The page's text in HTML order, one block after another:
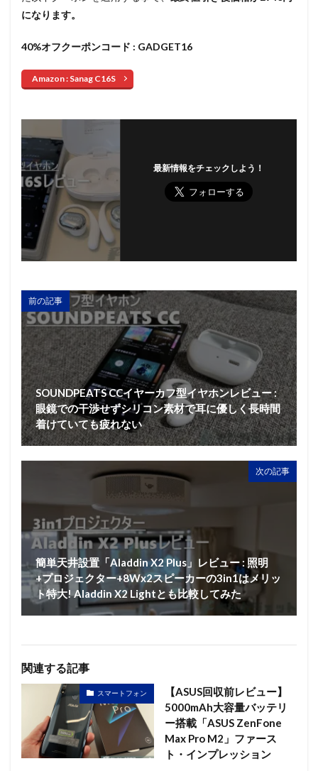
になります。
40%オフクーポンコード : GADGET16
Amazon : Sanag C16S
最新情報をチェックしよう！
前の記事
SOUNDPEATS CCイヤーカフ型イヤホンレビュー :
眼鏡での干渉せずシリコン素材で耳に優しく長時間
着けていても疲れない
次の記事
簡単天井設置「Aladdin X2 Plus」レビュー : 照明
+プロジェクター+8Wx2スピーカーの3in1はメリッ
ト特大! Aladdin X2 Lightとも比較してみた
関連する記事
スマートフォン
【ASUS回収前レビュー】
5000mAh大容量バッテリ
ー搭載「ASUS ZenFone
Max Pro M2」ファース
ト・インプレッション